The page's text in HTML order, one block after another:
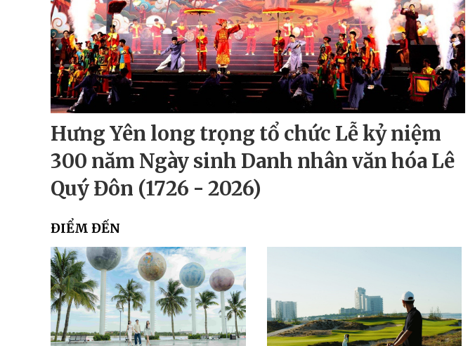
Hưng Yên long trọng tổ chức Lễ kỷ niệm
300 năm Ngày sinh Danh nhân văn hóa Lê
Quý Đôn (1726 - 2026)
ĐIỂM ĐẾN